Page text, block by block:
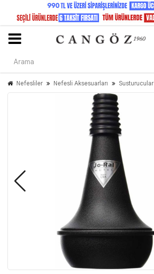
Nefesliler Nefesli Aksesuarları Susturucular